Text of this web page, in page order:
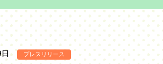
プレスリリース